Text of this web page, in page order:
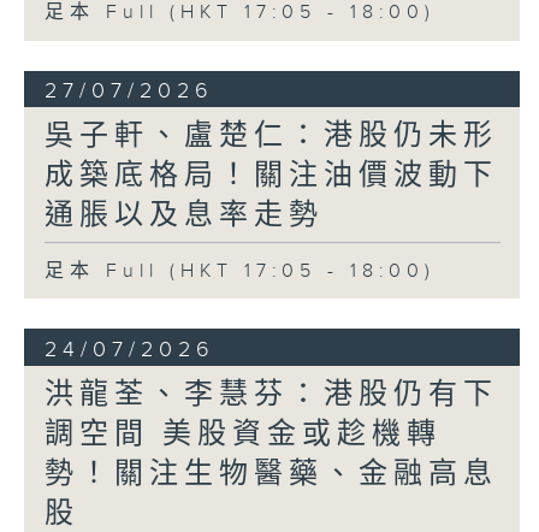
足本 Full (HKT 17:05 - 18:00)
27/07/2026
吳子軒、盧楚仁：港股仍未形
成築底格局！關注油價波動下
通脹以及息率走勢
足本 Full (HKT 17:05 - 18:00)
24/07/2026
洪龍荃、李慧芬：港股仍有下
調空間 美股資金或趁機轉
勢！關注生物醫藥、金融高息
股